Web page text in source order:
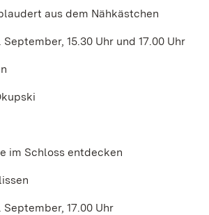
aus dem Nähkästchen
15.30 Uhr und 17.00 Uhr
im Schloss entdecken
September, 17.00 Uhr